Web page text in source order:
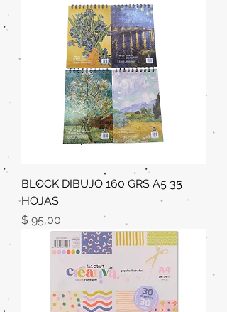
BLOCK DIBUJO 160 GRS A5 35
HOJAS
Precio
$ 95,00